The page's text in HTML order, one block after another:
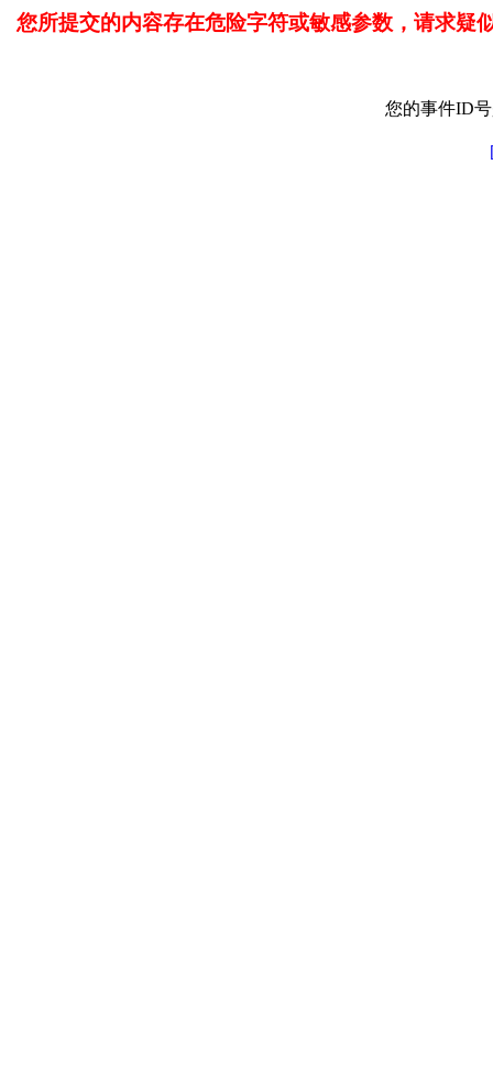
您所提交的内容存在危险字符或敏感参数，请求疑
您的事件ID号